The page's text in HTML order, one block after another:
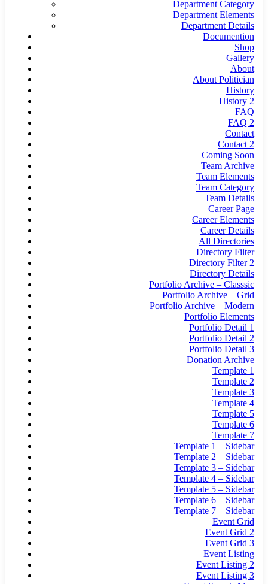
Department Category
Department Elements
Department Details
Documention
Shop
Gallery
About
About Politician
History
History 2
FAQ
FAQ 2
Contact
Contact 2
Coming Soon
Team Archive
Team Elements
Team Category
Team Details
Career Page
Career Elements
Career Details
All Directories
Directory Filter
Directory Filter 2
Directory Details
Portfolio Archive – Classsic
Portfolio Archive – Grid
Portfolio Archive – Modern
Portfolio Elements
Portfolio Detail 1
Portfolio Detail 2
Portfolio Detail 3
Donation Archive
Template 1
Template 2
Template 3
Template 4
Template 5
Template 6
Template 7
Template 1 – Sidebar
Template 2 – Sidebar
Template 3 – Sidebar
Template 4 – Sidebar
Template 5 – Sidebar
Template 6 – Sidebar
Template 7 – Sidebar
Event Grid
Event Grid 2
Event Grid 3
Event Listing
Event Listing 2
Event Listing 3